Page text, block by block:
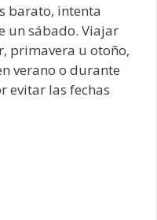
barato, intenta
un sábado. Viajar
primavera u otoño,
verano o durante
evitar las fechas